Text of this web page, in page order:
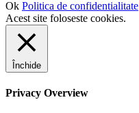
Ok Politica de confidentialitate
Acest site foloseste cookies.
Închide
Privacy Overview